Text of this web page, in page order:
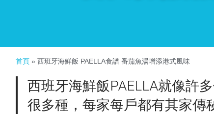
首頁 » 西班牙海鮮飯 PAELLA食譜 番茄魚湯增添港式風味
西班牙海鮮飯PAELLA就像許
很多種，每家每戶都有其家傳